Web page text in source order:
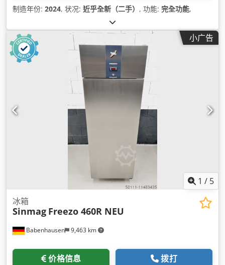
制造年份: 2024, 状况: 近乎全新（二手） , 功能: 完全功能,
小广告
1 / 5
Babenhausen 9,463 km
冰箱
Sinmag Freezo 460R NEU
价格信息 拨打